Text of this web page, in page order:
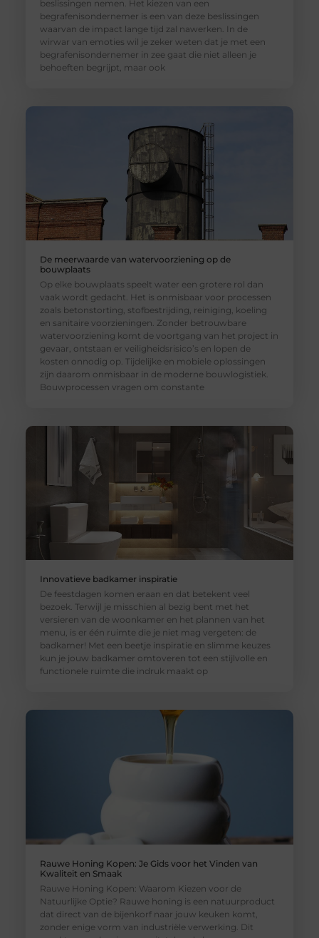
beslissingen nemen. Het kiezen van een
begrafenisondernemer is een van deze beslissingen
waarvan de impact lange tijd zal nawerken. In de
wirwar van emoties wil je zeker weten dat je met een
begrafenisondernemer in zee gaat die niet alleen je
behoeften begrijpt, maar ook
De meerwaarde van watervoorziening op de
bouwplaats
Op elke bouwplaats speelt water een grotere rol dan
vaak wordt gedacht. Het is onmisbaar voor processen
zoals betonstorting, stofbestrijding, reiniging, koeling
en sanitaire voorzieningen. Zonder betrouwbare
watervoorziening komt de voortgang van het project in
gevaar, ontstaan er veiligheidsrisico’s en lopen de
kosten onnodig op. Tijdelijke en mobiele oplossingen
zijn daarom onmisbaar in de moderne bouwlogistiek.
Bouwprocessen vragen om constante
Innovatieve badkamer inspiratie
De feestdagen komen eraan en dat betekent veel
bezoek. Terwijl je misschien al bezig bent met het
versieren van de woonkamer en het plannen van het
menu, is er één ruimte die je niet mag vergeten: de
badkamer! Met een beetje inspiratie en slimme keuzes
kun je jouw badkamer omtoveren tot een stijlvolle en
functionele ruimte die indruk maakt op
Rauwe Honing Kopen: Je Gids voor het Vinden van
Kwaliteit en Smaak
Rauwe Honing Kopen: Waarom Kiezen voor de
Natuurlijke Optie? Rauwe honing is een natuurproduct
dat direct van de bijenkorf naar jouw keuken komt,
zonder enige vorm van industriële verwerking. Dit